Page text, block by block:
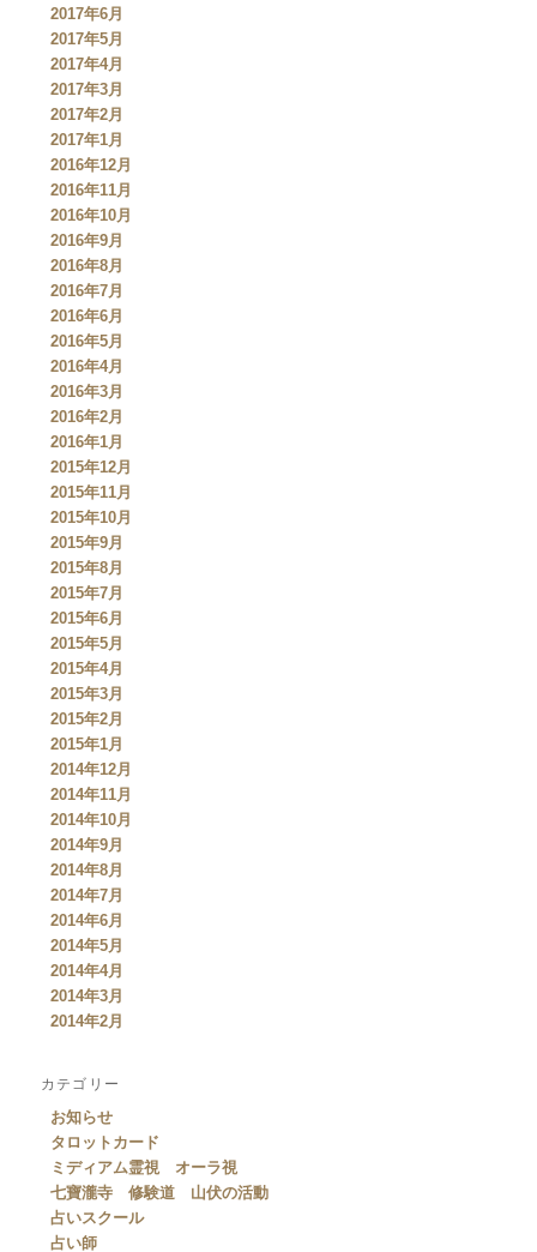
2017年6月
2017年5月
2017年4月
2017年3月
2017年2月
2017年1月
2016年12月
2016年11月
2016年10月
2016年9月
2016年8月
2016年7月
2016年6月
2016年5月
2016年4月
2016年3月
2016年2月
2016年1月
2015年12月
2015年11月
2015年10月
2015年9月
2015年8月
2015年7月
2015年6月
2015年5月
2015年4月
2015年3月
2015年2月
2015年1月
2014年12月
2014年11月
2014年10月
2014年9月
2014年8月
2014年7月
2014年6月
2014年5月
2014年4月
2014年3月
2014年2月
カテゴリー
お知らせ
タロットカード
ミディアム霊視 オーラ視
七寶瀧寺 修験道 山伏の活動
占いスクール
占い師